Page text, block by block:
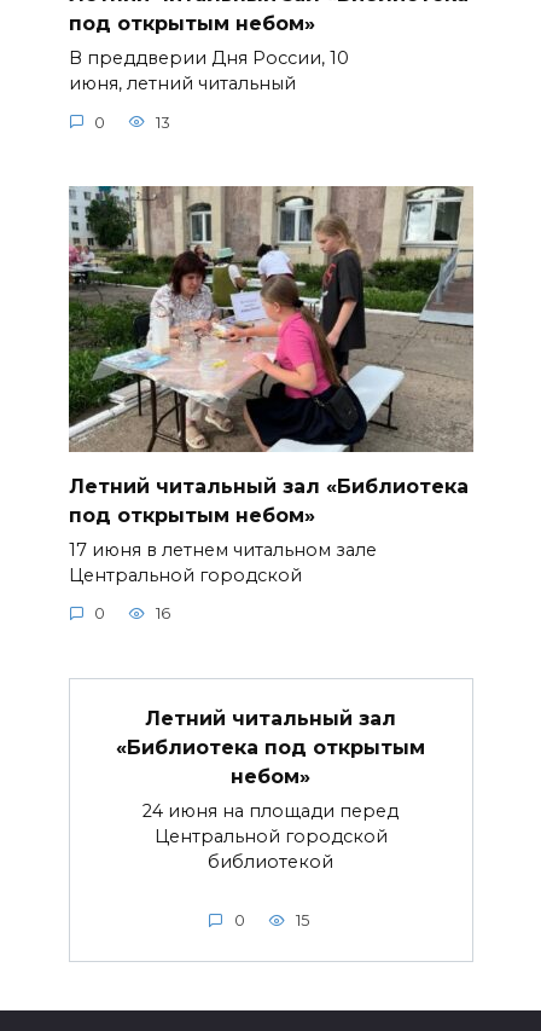
под открытым небом»
В преддверии Дня России, 10
июня, летний читальный
0 13
Летний читальный зал «Библиотека
под открытым небом»
17 июня в летнем читальном зале
Центральной городской
0 16
Летний читальный зал
«Библиотека под открытым
небом»
24 июня на площади перед
Центральной городской
библиотекой
0 15